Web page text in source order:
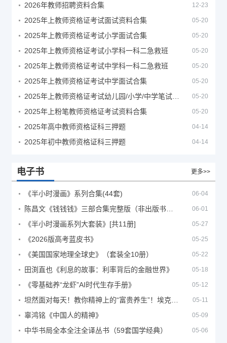
2026年教师招聘资料合集 12-23
2025年上教师资格证考试面试资料合集 05-20
2025年上教师资格证考试小学面试合集 05-20
2025年上教师资格证考试小学科一科二急救班 05-20
2025年上教师资格证考试中学科一科二急救班 05-20
2025年上教师资格证考试中学面试合集 05-20
05-20
2025年上粉笔教师资格证考试资料合集 05-20
2025年高中教师资格证科三押题 04-14
2025年初中教师资格证科三押题 04-14
电子书 更多>>
《半小时漫画》系列合集(44套) 06-04
06-01
《半小时漫画系列大套装》[共11册] 05-27
《2026版高考蓝皮书》 05-25
《美国国家地理全球史》（套装全10册） 05-22
田渕直也《利息的故事：利率背后的金融世界》 05-18
《零基础养“龙虾”AI时代生存手册》 05-12
05-11
辜鸿铭《中国人的精神》 05-09
中华书局全本全注全译丛书（59套国学经典） 05-06